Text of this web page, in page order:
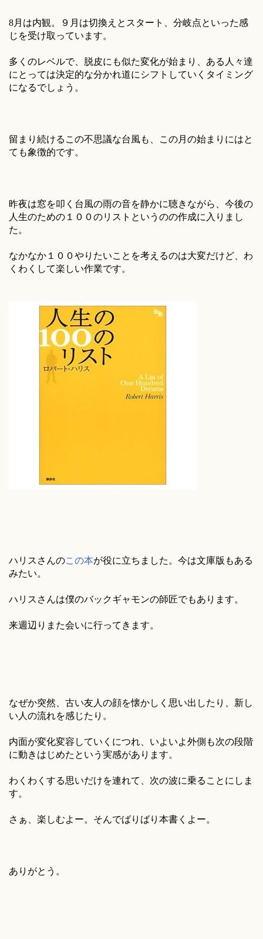
8月は内観。９月は切換えとスタート、分岐点といった感
じを受け取っています。
多くのレベルで、脱皮にも似た変化が始まり、ある人々達
にとっては決定的な分かれ道にシフトしていくタイミング
になるでしょう。
留まり続けるこの不思議な台風も、この月の始まりにはと
ても象徴的です。
昨夜は窓を叩く台風の雨の音を静かに聴きながら、今後の
人生のための１００のリストというのの作成に入りまし
た。
なかなか１００やりたいことを考えるのは大変だけど、わ
くわくして楽しい作業です。
ハリスさんのこの本が役に立ちました。今は文庫版もある
みたい。
ハリスさんは僕のバックギャモンの師匠でもあります。
来週辺りまた会いに行ってきます。
なぜか突然、古い友人の顔を懐かしく思い出したり、新し
い人の流れを感じたり。
内面が変化変容していくにつれ、いよいよ外側も次の段階
に動きはじめたという実感があります。
わくわくする思いだけを連れて、次の波に乗ることにしま
す。
さぁ、楽しむよー。そんでばりばり本書くよー。
ありがとう。